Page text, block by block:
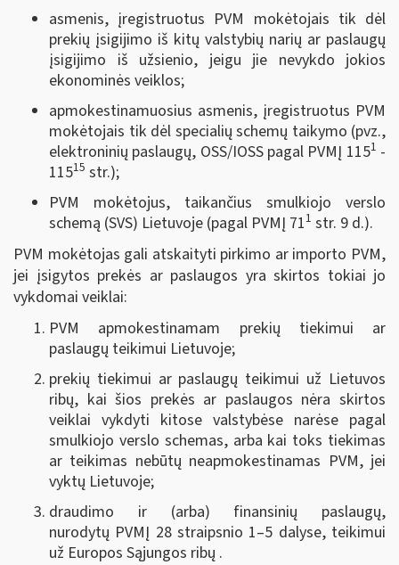
asmenis, įregistruotus PVM mokėtojais tik dėl
prekių įsigijimo iš kitų valstybių narių ar paslaugų
įsigijimo iš užsienio, jeigu jie nevykdo jokios
ekonominės veiklos;
apmokestinamuosius asmenis, įregistruotus PVM
mokėtojais tik dėl specialių schemų taikymo (pvz.,
elektroninių paslaugų, OSS/IOSS pagal PVMĮ 1151 -
11515 str.);
PVM mokėtojus, taikančius smulkiojo verslo
schemą (SVS) Lietuvoje (pagal PVMĮ 711 str. 9 d.).
PVM mokėtojas gali atskaityti pirkimo ar importo PVM,
jei įsigytos prekės ar paslaugos yra skirtos tokiai jo
vykdomai veiklai:
PVM apmokestinamam prekių tiekimui ar
paslaugų teikimui Lietuvoje;
prekių tiekimui ar paslaugų teikimui už Lietuvos
ribų, kai šios prekės ar paslaugos nėra skirtos
veiklai vykdyti kitose valstybėse narėse pagal
smulkiojo verslo schemas, arba kai toks tiekimas
ar teikimas nebūtų neapmokestinamas PVM, jei
vyktų Lietuvoje;
draudimo ir (arba) finansinių paslaugų,
nurodytų PVMĮ 28 straipsnio 1–5 dalyse, teikimui
už Europos Sąjungos ribų .